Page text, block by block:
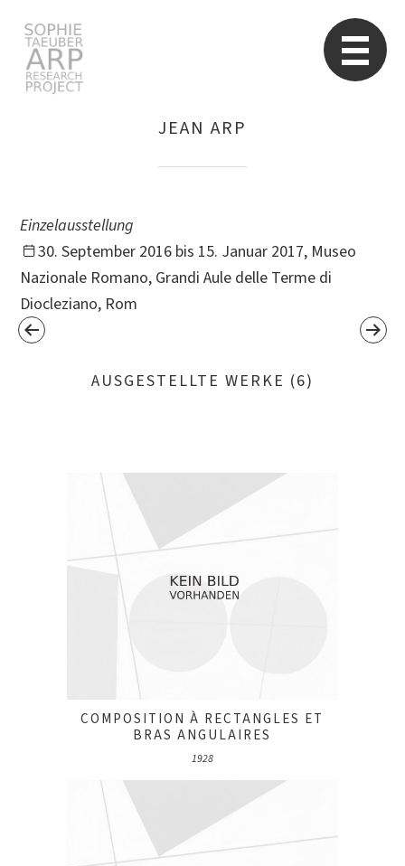
JEAN ARP
Einzelausstellung
30. September 2016 bis 15. Januar 2017, Museo
Nazionale Romano, Grandi Aule delle Terme di
Diocleziano, Rom
AUSGESTELLTE WERKE (6)
COMPOSITION À RECTANGLES ET
BRAS ANGULAIRES
1928